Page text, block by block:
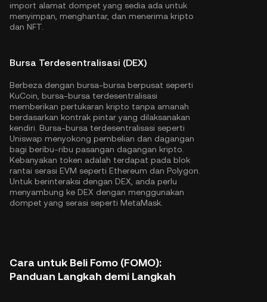
import alamat dompet yang sedia ada untuk
menyimpan, menghantar, dan menerima kripto
dan NFT.
Bursa Terdesentralisasi (DEX)
Berbeza dengan bursa-bursa berpusat seperti
KuCoin, bursa-bursa terdesentralisasi
memberikan pertukaran kripto tanpa amanah
berdasarkan kontrak pintar yang dilaksanakan
kendiri. Bursa-bursa terdesentralisasi seperti
Uniswap menyokong pembelian dan dagangan
bagi beribu-ribu pasangan dagangan kripto.
Kebanyakan token adalah terdapat pada blok
rantai serasi EVM seperti Ethereum dan Polygon
Untuk berinteraksi dengan DEX, anda perlu
menyambung ke DEX dengan menggunakan
dompet yang serasi seperti MetaMask.
Cara untuk Beli Fomo (FOMO):
Panduan Langkah demi Langkah